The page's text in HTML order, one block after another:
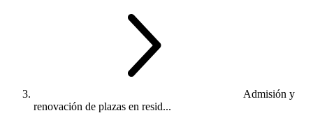
Admisión y
renovación de plazas en resid...